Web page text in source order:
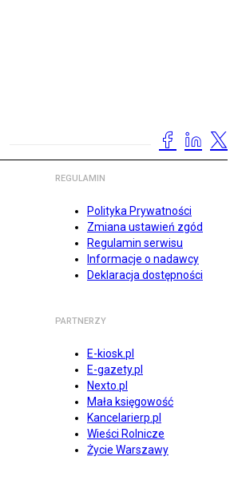
REGULAMIN
Polityka Prywatności
Zmiana ustawień zgód
Regulamin serwisu
Informacje o nadawcy
Deklaracja dostępności
PARTNERZY
E-kiosk.pl
E-gazety.pl
Nexto.pl
Mała księgowość
Kancelarierp.pl
Wieści Rolnicze
Życie Warszawy